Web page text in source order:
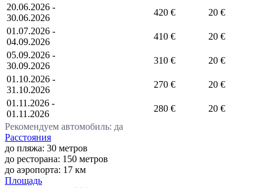
20.06.2026 -
30.06.2026
420 €
20 €
01.07.2026 -
04.09.2026
410 €
20 €
05.09.2026 -
30.09.2026
310 €
20 €
01.10.2026 -
31.10.2026
270 €
20 €
01.11.2026 -
01.11.2026
280 €
20 €
Рекомендуем автомобиль: да
Расстояния
до пляжа: 30 метров
до ресторана: 150 метров
до аэропорта: 17 км
Площадь